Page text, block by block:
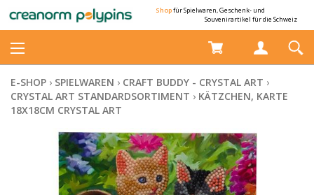
Shopfür Spielwaren, Geschenk- und
Souvenirartikel für die Schweiz
E-SHOP › SPIELWAREN › CRAFT BUDDY - CRYSTAL ART ›
CRYSTAL ART STANDARDSORTIMENT › KÄTZCHEN, KARTE
18X18CM CRYSTAL ART